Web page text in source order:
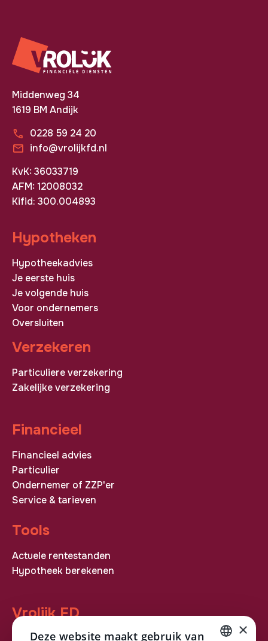
Middenweg 34
1619 BM Andijk
0228 59 24 20
info@vrolijkfd.nl
KvK: 36033719
AFM: 12008032
Kifid: 300.004893
Hypotheken
Hypotheekadvies
Je eerste huis
Je volgende huis
Voor ondernemers
Oversluiten
Verzekeren
Particuliere verzekering
Zakelijke verzekering
Financieel
Financieel advies
Particulier
Ondernemer of ZZP'er
Service & tarieven
Tools
Actuele rentestanden
Hypotheek berekenen
Vrolijk FD
×
Deze website maakt gebruik van